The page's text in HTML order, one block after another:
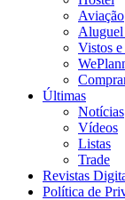
Aviação
Aluguel
Vistos e
Últimas
Notícias
Vídeos
Listas
Trade
Revistas
Política de